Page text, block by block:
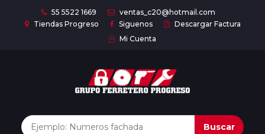
55 5522 1669
ventas_c20@hotmail.com
Tiendas Progreso
Siguenos
Descargar Factura
Mi Cuenta
Buscar
Marcas